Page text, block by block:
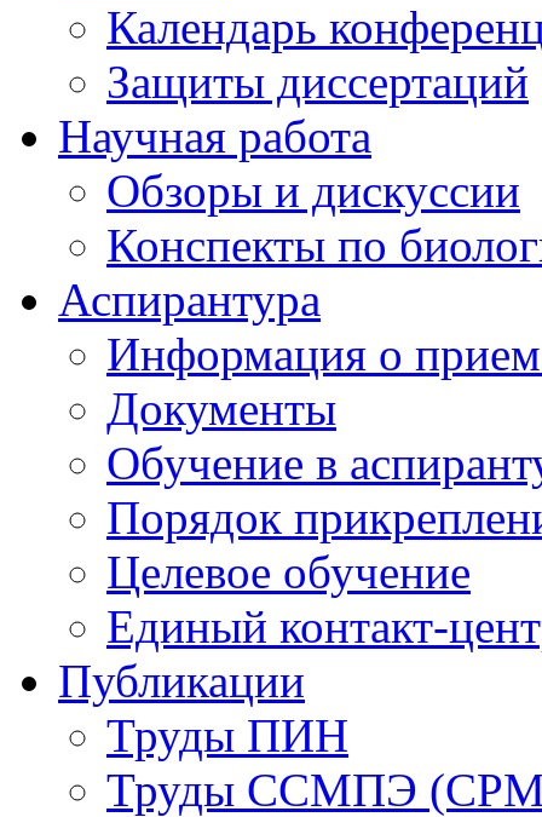
Календарь
Защиты диссертаций
Научная работа
Обзоры и дискуссии
Конспекты по
Аспирантура
Информация о
Документы
Обучение в
Порядок
Целевое обучение
Единый контакт-
Публикации
Труды ПИН
Труды ССМПЭ